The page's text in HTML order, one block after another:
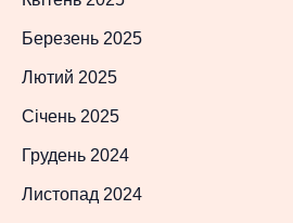
Березень 2025
Лютий 2025
Січень 2025
Грудень 2024
Листопад 2024